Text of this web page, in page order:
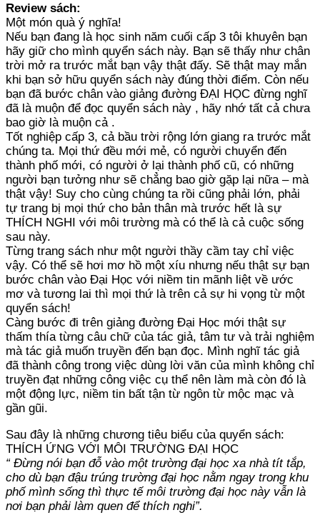
Review sách:
Một món quà ý nghĩa!
Nếu bạn đang là học sinh năm cuối cấp 3 tôi khuyên bạn
hãy giữ cho mình quyển sách này. Bạn sẽ thấy như chân
trời mở ra trước mắt bạn vậy thật đấy. Sẽ thật may mắn
khi bạn sở hữu quyển sách này đúng thời điểm. Còn nếu
bạn đã bước chân vào giảng đường ĐẠI HỌC đừng nghĩ
đã là muộn để đọc quyển sách này , hãy nhớ tất cả chưa
bao giờ là muộn cả .
Tốt nghiệp cấp 3, cả bầu trời rộng lớn giang ra trước mắt
chúng ta. Mọi thứ đều mới mẻ, có người chuyển đến
thành phố mới, có người ở lại thành phố cũ, có những
người bạn tưởng như sẽ chẳng bao giờ gặp lại nữa – mà
thật vậy! Suy cho cùng chúng ta rồi cũng phải lớn, phải
tự trang bị mọi thứ cho bản thân mà trước hết là sự
THÍCH NGHI với môi trường mà có thể là cả cuộc sống
sau này.
Từng trang sách như một người thầy cầm tay chỉ việc
vậy. Có thể sẽ hơi mơ hồ một xíu nhưng nếu thật sự bạn
bước chân vào Đại Học với niềm tin mãnh liệt về ước
mơ và tương lai thì mọi thứ là trên cả sự hi vọng từ một
quyển sách!
Càng bước đi trên giảng đường Đại Học mới thật sự
thấm thía từng câu chữ của tác giả, tâm tư và trải nghiệm
mà tác giả muốn truyền đến bạn đọc. Mình nghĩ tác giả
đã thành công trong việc dùng lời văn của mình không chỉ
truyền đạt những công việc cụ thể nên làm mà còn đó là
một động lực, niềm tin bất tận từ ngôn từ mộc mạc và
gần gũi.
Sau đây là những chương tiêu biểu của quyển sách:
THÍCH ỨNG VỚI MÔI TRƯỜNG ĐẠI HỌC
“ Đừng nói bạn đỗ vào một trường đại học xa nhà tít tắp,
cho dù bạn đậu trúng trường đại học nằm ngay trong khu
phố mình sống thì thực tế môi trường đại học này vẫn là
nơi bạn phải làm quen để thích nghi”.